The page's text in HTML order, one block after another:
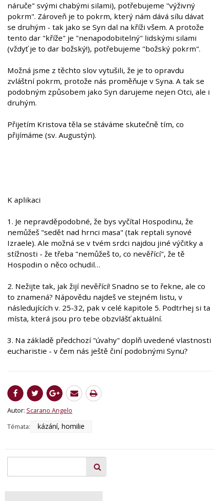
náruče" svými chabými silami), potřebujeme "výživný
pokrm". Zároveň je to pokrm, který nám dává sílu dávat
se druhým - tak jako se Syn dal na kříži všem. A protože
tento dar "kříže" je "nenapodobitelný" lidskými silami
(vždyť je to dar božský!), potřebujeme "božský pokrm".
Možná jsme z těchto slov vytušili, že je to opravdu
zvláštní pokrm, protože nás proměňuje v Syna. A tak se
podobným způsobem jako Syn darujeme nejen Otci, ale i
druhým.
Přijetím Kristova těla se stáváme skutečně tím, co
přijímáme (sv. Augustýn).
K aplikaci
1. Je nepravděpodobné, že bys vyčítal Hospodinu, že
nemůžeš "sedět nad hrnci masa" (tak reptali synové
Izraele). Ale možná se v tvém srdci najdou jiné výčitky a
stížnosti - že třeba "nemůžeš to, co nevěřící", že tě
Hospodin o něco ochudil…
2. Nežijte tak, jak žijí nevěřící! Snadno se to řekne, ale co
to znamená? Nápovědu najdeš ve stejném listu, v
následujících v. 25-32, pak v celé kapitole 5. Podtrhej si ta
místa, která jsou pro tebe obzvlášť aktuální.
3. Na základě předchozí "úvahy" doplň uvedené vlastnosti
eucharistie - v čem nás ještě činí podobnými Synu?
Autor: Scarano Angelo
Témata:
kázání, homilie